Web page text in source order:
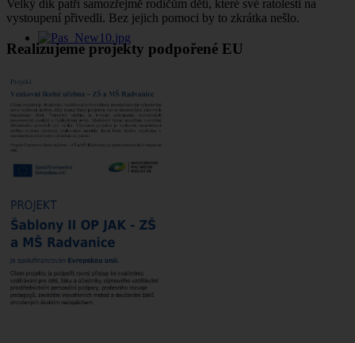
Velký dík patří samozřejmě rodičům dětí, které své ratolesti na
vystoupení přivedli. Bez jejich pomoci by to zkrátka nešlo.
Realizujeme projekty podpořené EU